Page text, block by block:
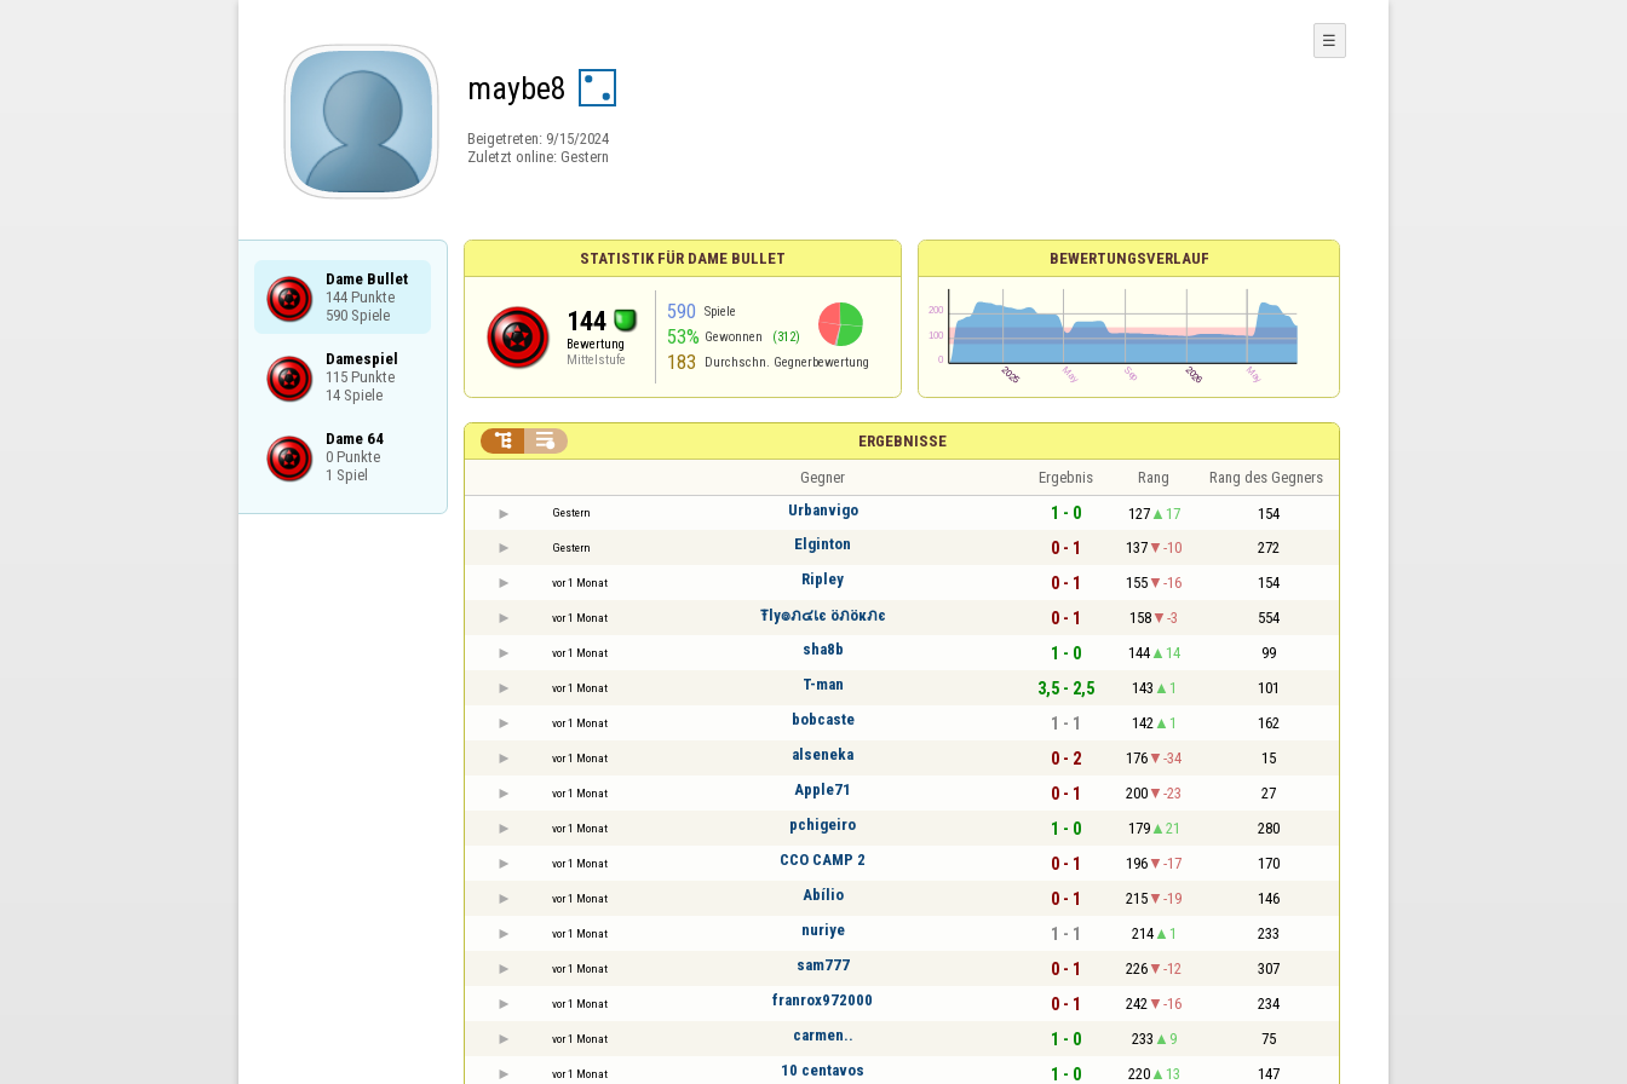
maybe8
Beigetreten: 9/15/2024
Zuletzt online: Gestern
☰
Dame Bullet
144 Punkte
590 Spiele
Damespiel
115 Punkte
14 Spiele
Dame 64
0 Punkte
1 Spiel
STATISTIK FÜR DAME BULLET
144
Bewertung
Mittelstufe
590 Spiele
53% Gewonnen (312)
183 Durchschn. Gegnerbewertung
BEWERTUNGSVERLAUF
ERGEBNISSE
 
Gegner Ergebnis Rang Rang des Gegners
Gestern Urbanvigo 1 - 0 127 17 154
Gestern Elginton 0 - 1 137 -10 272
vor 1 Monat Ripley 0 - 1 155 -16 154
vor 1 Monat Ŧly๏ภ๔เє öภöкภє 0 - 1 158 -3 554
vor 1 Monat sha8b 1 - 0 144 14 99
vor 1 Monat T-man 3,5 - 2,5 143 1 101
vor 1 Monat bobcaste 1 - 1 142 1 162
vor 1 Monat alseneka 0 - 2 176 -34 15
vor 1 Monat Apple71 0 - 1 200 -23 27
vor 1 Monat pchigeiro 1 - 0 179 21 280
vor 1 Monat CCO CAMP 2 0 - 1 196 -17 170
vor 1 Monat Abílio 0 - 1 215 -19 146
vor 1 Monat nuriye 1 - 1 214 1 233
vor 1 Monat sam777 0 - 1 226 -12 307
vor 1 Monat franrox972000 0 - 1 242 -16 234
vor 1 Monat carmen.. 1 - 0 233 9 75
vor 1 Monat 10 centavos 1 - 0 220 13 147